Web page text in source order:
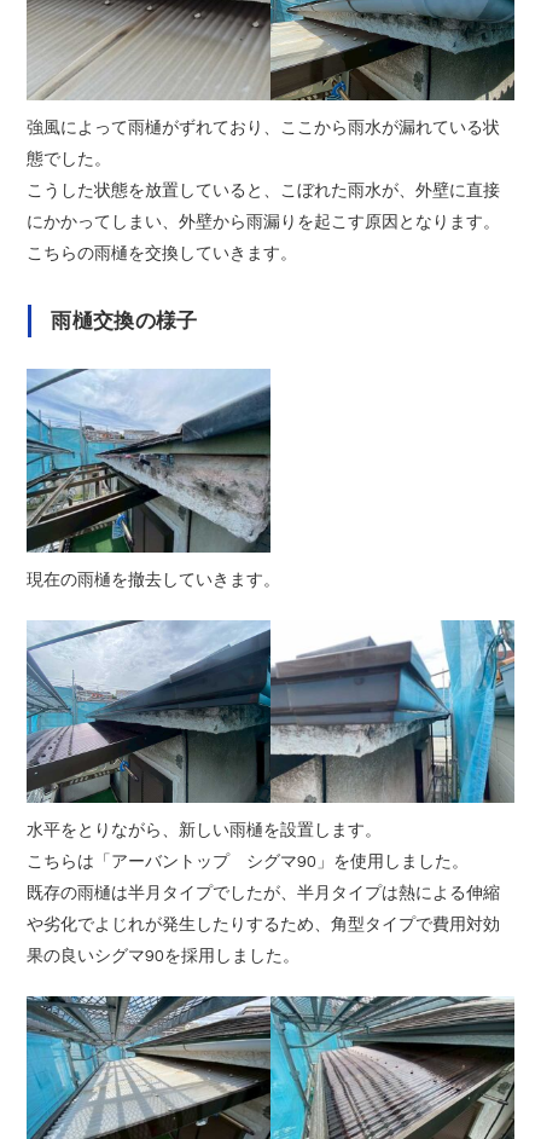
強風によって雨樋がずれており、ここから雨水が漏れている状
態でした。
こうした状態を放置していると、こぼれた雨水が、外壁に直接
にかかってしまい、外壁から雨漏りを起こす原因となります。
こちらの雨樋を交換していきます。
雨樋交換の様子
現在の雨樋を撤去していきます。
水平をとりながら、新しい雨樋を設置します。
こちらは「アーバントップ シグマ90」を使用しました。
既存の雨樋は半月タイプでしたが、半月タイプは熱による伸縮
や劣化でよじれが発生したりするため、角型タイプで費用対効
果の良いシグマ90を採用しました。